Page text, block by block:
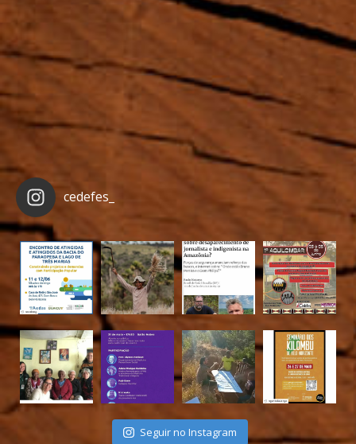
cedefes_
Seguir no Instagram